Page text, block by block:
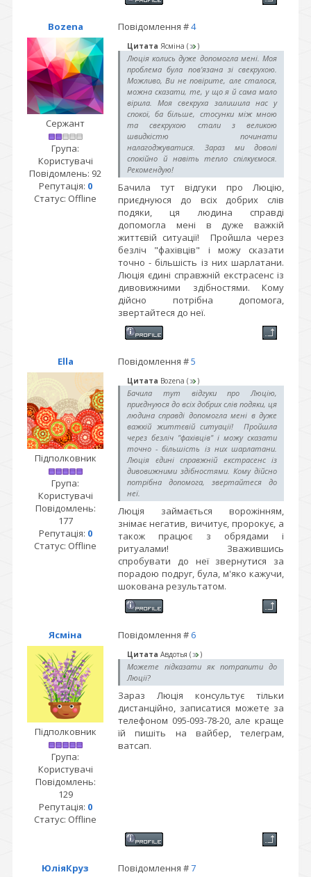
Bozena Повідомлення #4
Сержант
Група:
Користувачі
Повідомлень: 92
Репутація: 0
Статус: Offline
Цитата Ясміна ( )
Люція колись дуже допомогла мені. Моя
проблема була пов'язана зі свекрухою.
Можливо, Ви не повірите, але сталося,
можна сказати, те, у що я й сама мало
вірила. Моя свекруха залишила нас у
спокої, ба більше, стосунки між мною
та свекрухою стали з великою
швидкістю починати
налагоджуватися. Зараз ми доволі
спокійно й навіть тепло спілкуємося.
Рекомендую!
Бачила тут відгуки про Люцію,
приєднуюся до всіх добрих слів
подяки, ця людина справді
допомогла мені в дуже важкій
життєвій ситуації! Пройшла через
безліч "фахівців" і можу сказати
точно - більшість із них шарлатани.
Люція єдині справжній екстрасенс із
дивовижними здібностями. Кому
дійсно потрібна допомога,
звертайтеся до неї.
Ella Повідомлення #5
Підполковник
Група:
Користувачі
Повідомлень:
177
Репутація: 0
Статус: Offline
Цитата Bozena ( )
Бачила тут відгуки про Люцію,
приєднуюся до всіх добрих слів подяки, ця
людина справді допомогла мені в дуже
важкій життєвій ситуації! Пройшла
через безліч "фахівців" і можу сказати
точно - більшість із них шарлатани.
Люція єдині справжній екстрасенс із
дивовижними здібностями. Кому дійсно
потрібна допомога, звертайтеся до
неї.
Люція займається ворожінням,
знімає негатив, вичитує, пророкує, а
також працює з обрядами і
ритуалами! Зважившись
спробувати до неї звернутися за
порадою подруг, була, м'яко кажучи,
шокована результатом.
Ясміна Повідомлення # 6
Підполковник
Група:
Користувачі
Повідомлень:
129
Репутація: 0
Статус: Offline
Цитата Авдотья ( )
Можете підказати як потрапити до
Люції?
Зараз Люція консультує тільки
дистанційно, записатися можете за
телефоном 095-093-78-20, але краще
їй пишіть на вайбер, телеграм,
ватсап.
ЮліяКруз Повідомлення #7